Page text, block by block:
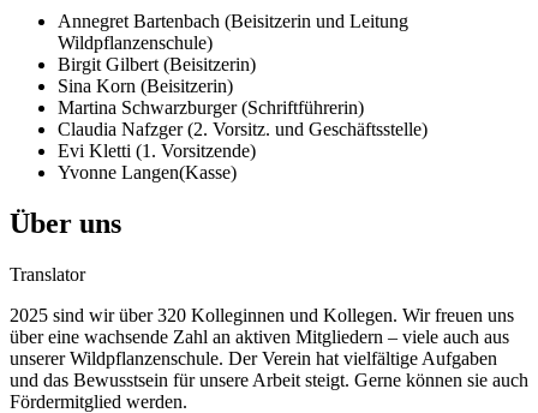
Annegret Bartenbach (Beisitzerin und Leitung
Wildpflanzenschule)
Birgit Gilbert (Beisitzerin)
Sina Korn (Beisitzerin)
Martina Schwarzburger (Schriftführerin)
Claudia Nafzger (2. Vorsitz. und Geschäftsstelle)
Evi Kletti (1. Vorsitzende)
Yvonne Langen(Kasse)
Über uns
Translator
2025 sind wir über 320 Kolleginnen und Kollegen. Wir freuen uns
über eine wachsende Zahl an aktiven Mitgliedern – viele auch aus
unserer Wildpflanzenschule. Der Verein hat vielfältige Aufgaben
und das Bewusstsein für unsere Arbeit steigt. Gerne können sie auch
Fördermitglied werden.